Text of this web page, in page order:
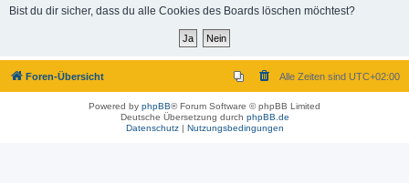
Bist du dir sicher, dass du alle Cookies des Boards löschen möchtest?
Foren-Übersicht Alle Zeiten sind UTC+02:00
Powered by phpBB® Forum Software © phpBB Limited
Deutsche Übersetzung durch phpBB.de
Datenschutz| Nutzungsbedingungen